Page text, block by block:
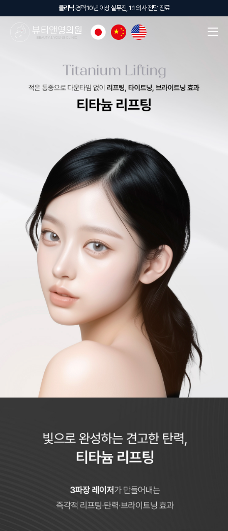
클리닉 경력 10년 이상 실무진, 1:1 의사 전담 진료